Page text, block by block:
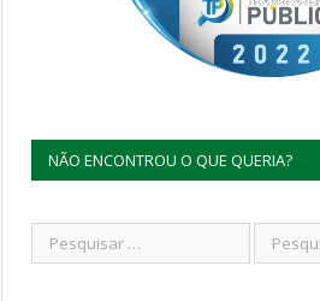
NÃO ENCONTROU O QUE QUERIA?